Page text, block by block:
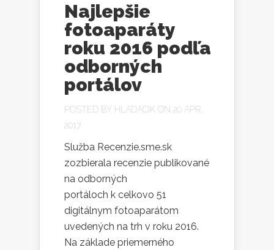
Najlepšie
fotoaparáty
roku 2016 podľa
odborných
portálov
POSTED BY HLADACIK ON 20 APR,
2017
Služba Recenzie.sme.sk
zozbierala recenzie publikované
na odborných
portáloch k celkovo 51
digitálnym fotoaparátom
uvedených na trh v roku 2016.
Na základe priemerného